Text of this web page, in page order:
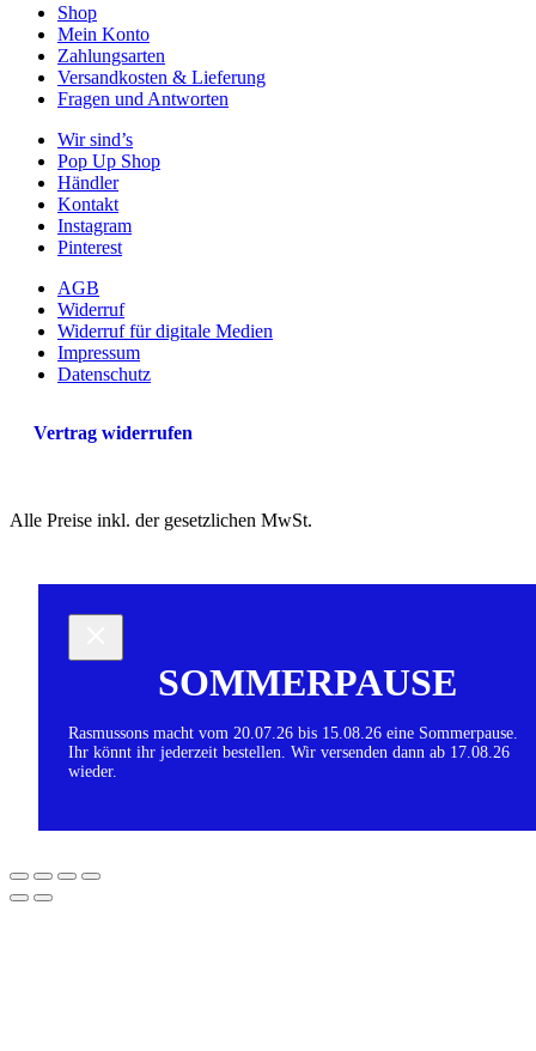
Shop
Mein Konto
Zahlungsarten
Versandkosten & Lieferung
Fragen und Antworten
Wir sind’s
Pop Up Shop
Händler
Kontakt
Instagram
Pinterest
AGB
Widerruf
Widerruf für digitale Medien
Impressum
Datenschutz
Vertrag widerrufen
Alle Preise inkl. der gesetzlichen MwSt.
SOMMERPAUSE
Rasmussons macht vom 20.07.26 bis 15.08.26 eine Sommerpause.
Ihr könnt ihr jederzeit bestellen. Wir versenden dann ab 17.08.26
wieder.